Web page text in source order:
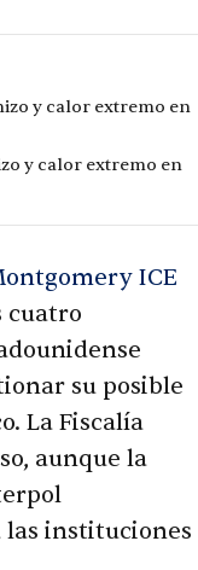
y calor extremo en
y calor extremo en
ICE
cuatro
su posible
La Fiscalía
aunque la
las instituciones